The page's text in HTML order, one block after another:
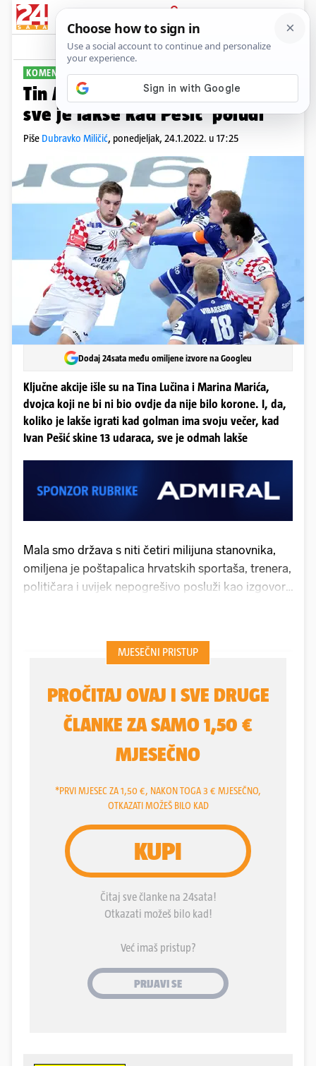
PRIJAVA
Sport Komentari
KOMENTAR PLUS+
Tin Air! Lučin je naš Jordan, a
sve je lakše kad Pešić 'poludi'
Piše Dubravko Miličić, ponedjeljak, 24.1.2022. u 17:25
Dodaj 24sata među omiljene izvore na Googleu
Ključne akcije išle su na Tina Lučina i Marina Marića,
dvojca koji ne bi ni bio ovdje da nije bilo korone. I, da,
koliko je lakše igrati kad golman ima svoju večer, kad
Ivan Pešić skine 13 udaraca, sve je odmah lakše
Mala smo država s niti četiri milijuna stanovnika,
omiljena je poštapalica hrvatskih sportaša, trenera,
političara i uvijek nepogrešivo posluži kao izgovor.
pokazala je kako se s predanim radom, vjerom i
sustavom mogu napraviti velike stvari. Nisu kukali
pobijedili Francusku.